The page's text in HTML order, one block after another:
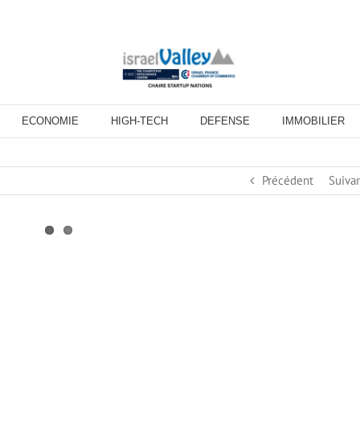
ECONOMIE HIGH-TECH DEFENSE IMMOBILIER
Précédent